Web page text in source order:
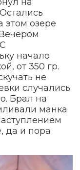
этом озере
начало
от 350 гр.
не
случались
Брал на
манка
да и пора